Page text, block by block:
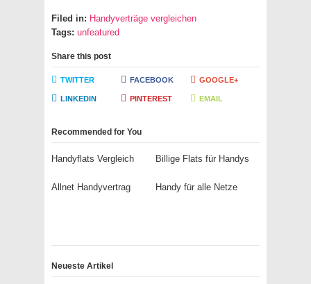
Filed in: Handyverträge vergleichen
Tags: unfeatured
Share this post
TWITTER FACEBOOK GOOGLE+
LINKEDIN PINTEREST EMAIL
Recommended for You
Handyflats Vergleich Billige Flats für Handys
Allnet Handyvertrag Handy für alle Netze
Neueste Artikel